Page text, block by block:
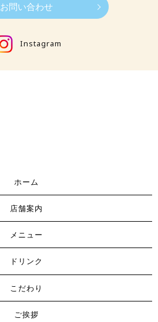
お問い合わせ
Instagram
ホーム
店舗案内
メニュー
ドリンク
こだわり
ご挨拶